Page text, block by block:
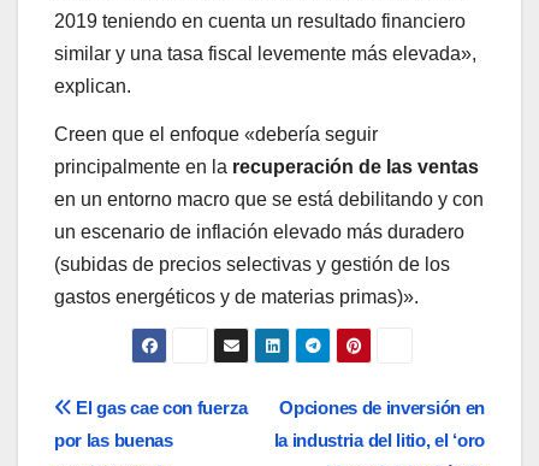
2019 teniendo en cuenta un resultado financiero
similar y una tasa fiscal levemente más elevada»,
explican.
Creen que el enfoque «debería seguir
principalmente en la recuperación de las ventas
en un entorno macro que se está debilitando y con
un escenario de inflación elevado más duradero
(subidas de precios selectivas y gestión de los
gastos energéticos y de materias primas)».
Navegación
Opciones de inversión en
la industria del litio, el ‘oro
El gas cae con fuerza
por las buenas